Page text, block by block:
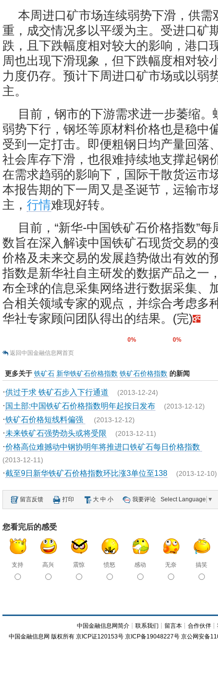
本周进口矿市场连续弱势下滑，供需
重，成交情况多以平缓为主。受进口矿
跌，且下跌幅度相对较大的影响，港口
周也出现下滑现象，但下跌幅度相对较
力度仍存。预计下周进口矿市场或以弱
主。
目前，钢市的下游需求进一步萎缩。
弱势下行，钢坯等原材料价格也是稳中
受到一定打击。即便粗钢日均产量回落
社会库存下滑，也很难持续地支撑起钢
在需求趋弱的影响下，国际干散货运市
本报告期的下一周又是圣诞节，运输市
主， 行情难现好转。
目前，“新华-中国铁矿石价格指数”
数旨在深入解读中国铁矿石现货交易的
价格及未来交易的发展趋势做出有效的
指数是新华社自主研发的数据产品之一
布全球的信息采集网络进行数据采集、
合相关领域专家的观点，并综合考虑多
华社专家顾问团队得出的结果。(完)
0%
0%
返回中国金融信息网首页
更多关于 铁矿石 新华铁矿石价格指数 铁矿石价格指数 的新闻
·供过于求 铁矿石步入下行通道 (2013-12-24)
·国土部:中国铁矿石价格指数明年起按日发布 (2013-12-12)
·铁矿石价格短线料偏强 (2013-12-12)
·未来铁矿石强势劲头或将受限 (2013-12-11)
·价格高位难撼动中钢协明年将推进口铁矿石每日价格指数
(2013-12-11)
·截至9日新华铁矿石价格指数环比涨3单位至138 (2013-12-10)
留言反馈 打印 大 中 小 我要评论 Select Language ▼
您看完后的感受
支持 高兴 震惊 愤怒 感动 无奈 搞笑
中国金融信息网简介 ┊联系我们 ┊ 留言本 ┊合作伙伴 ┊
中国金融信息网 版权所有 京ICP证120153号 京ICP备19048227号 京公网安备